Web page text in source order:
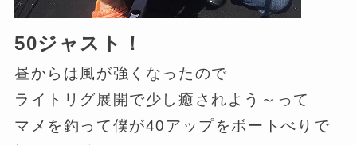
50ジャスト！
昼からは風が強くなったので
ライトリグ展開で少し癒されよう～って
マメを釣って僕が40アップをボートべりで